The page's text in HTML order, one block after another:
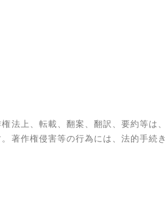
法上、転載、翻案、翻訳、要約等は
著作権侵害等の行為には、法的手続